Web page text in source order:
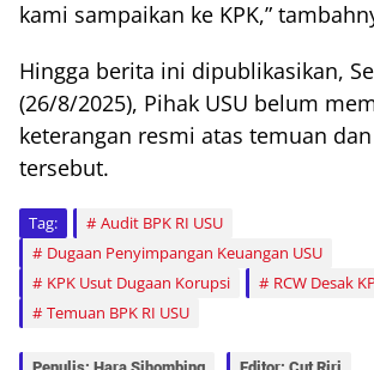
kami sampaikan ke KPK,”
Hingga berita ini dipublikasikan,
(26/8/2025), Pihak USU belum
keterangan resmi atas temuan
tersebut.
Tag:
Audit BPK RI USU
Dugaan Penyimpangan Keuangan USU
KPK Usut Dugaan Korupsi
RCW Desak
Temuan BPK RI USU